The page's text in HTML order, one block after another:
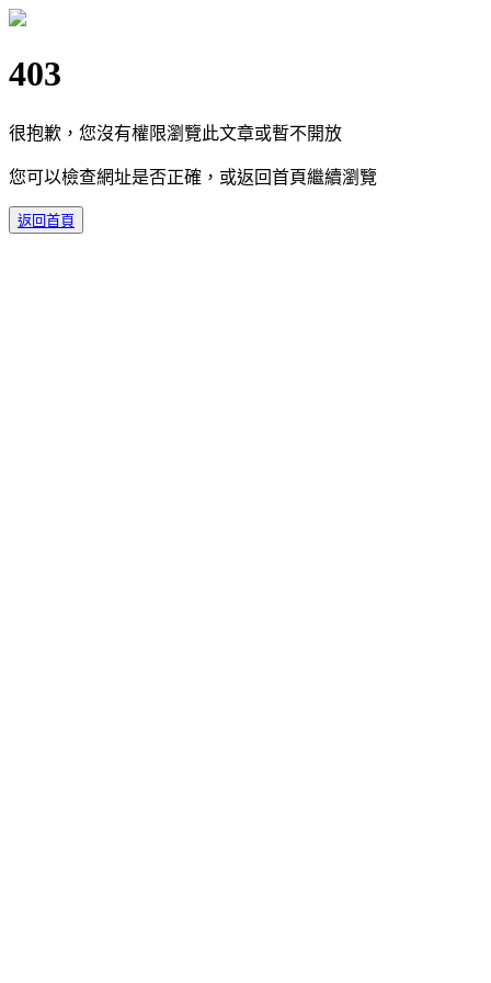
403
很抱歉，您沒有權限瀏覽此文章或暫不開放
您可以檢查網址是否正確，或返回首頁繼續瀏覽
返回首頁